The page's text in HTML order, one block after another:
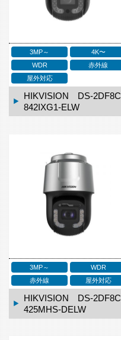
3MP～
4K〜
WDR
赤外線
屋外対応
HIKVISION DS-2DF8C
842IXG1-ELW
3MP～
WDR
赤外線
屋外対応
HIKVISION DS-2DF8C
425MHS-DELW